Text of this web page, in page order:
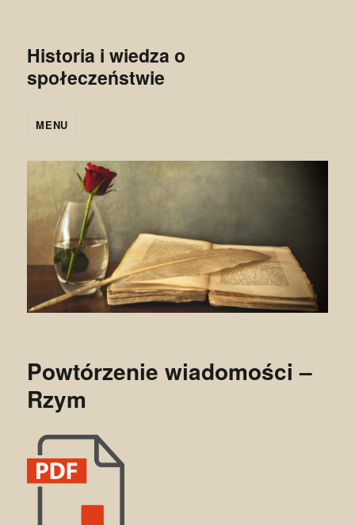
Historia i wiedza o
społeczeństwie
MENU
Powtórzenie wiadomości –
Rzym